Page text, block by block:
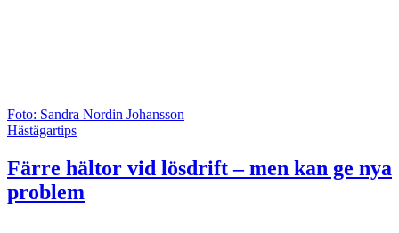
Foto: Sandra Nordin Johansson
Hästägartips
Färre hältor vid lösdrift – men kan ge nya
problem